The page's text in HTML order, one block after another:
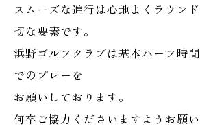
スムーズな進行は心地よくラウン
切な要素です。
浜野ゴルフクラブは基本ハーフ時
でのプレーを
お願いしております。
何卒ご協力くださいますようお願い